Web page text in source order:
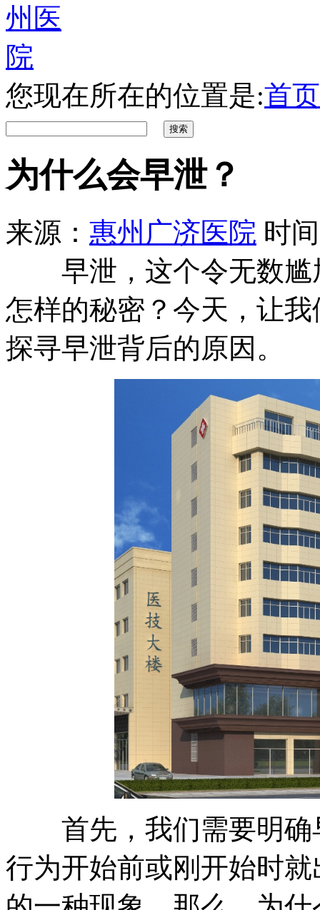
您现在所在的位置是:首页
为什么会早泄？
来源： 惠州广济医院 时
早泄，这个令无数尴
怎样的秘密？今天，让
探寻早泄背后的原因。
首先，我们需要明确
行为开始前或刚开始时